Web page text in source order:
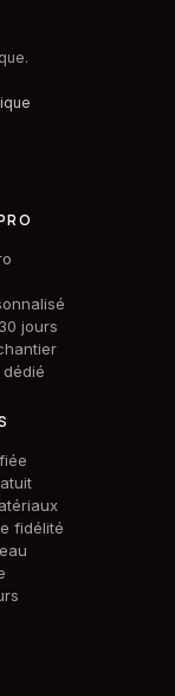
jours
fidélité